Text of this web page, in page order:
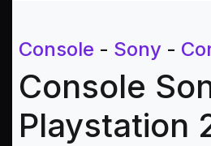
Console - Sony -
Console
Playstation